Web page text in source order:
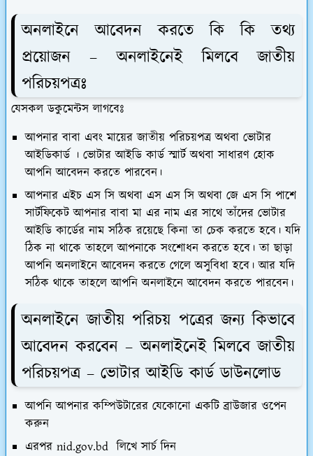
অনলাইনে আবেদন করতে কি কি তথ্য
প্রয়োজন – অনলাইনেই মিলবে জাতীয়
পরিচয়পত্রঃ
যেসকল ডকুমেন্টস লাগবেঃ
আপনার বাবা এবং মায়ের জাতীয় পরিচয়পত্র অথবা ভোটার
আইডিকার্ড । ভোটার আইডি কার্ড স্মার্ট অথবা সাধারণ হোক
আপনি আবেদন করতে পারবেন।
আপনার এইচ এস সি অথবা এস এস সি অথবা জে এস সি পাশে
সার্টফিকেট আপনার বাবা মা এর নাম এর সাথে তাঁদের ভোটার
আইডি কার্ডের নাম সঠিক রয়েছে কিনা তা চেক করতে হবে। যদি
ঠিক না থাকে তাহলে আপনাকে সংশোধন করতে হবে। তা ছাড়া
আপনি অনলাইনে আবেদন করতে গেলে অসুবিধা হবে। আর যদি
সঠিক থাকে তাহলে আপনি অনলাইনে আবেদন করতে পারবেন।
অনলাইনে জাতীয় পরিচয় পত্রের জন্য কিভাবে
আবেদন করবেন – অনলাইনেই মিলবে জাতীয়
পরিচয়পত্র – ভোটার আইডি কার্ড ডাউনলোড
আপনি আপনার কম্পিউটারের যেকোনো একটি ব্রাউজার ওপেন
করুন
এরপর nid.gov.bd লিখে সার্চ দিন